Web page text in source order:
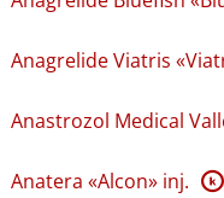
Anagrelide Viatris
Anastrozol Medical
Anatera «Alcon» inj. K